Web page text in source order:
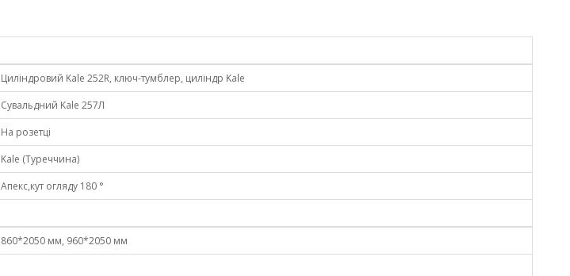
Циліндровий Kale 252R, ключ-тумблер, циліндр Kale
Сувальдний Kale 257Л
На розетці
Kale (Туреччина)
Апекс,кут огляду 180 °
860*2050 мм, 960*2050 мм